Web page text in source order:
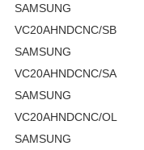
SAMSUNG
VC20AHNDCNC/SB
SAMSUNG
VC20AHNDCNC/SA
SAMSUNG
VC20AHNDCNC/OL
SAMSUNG